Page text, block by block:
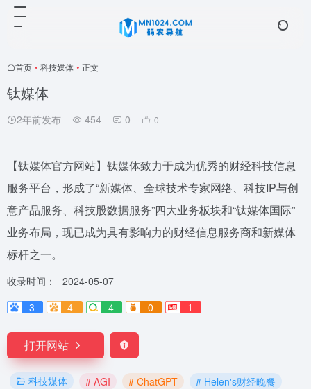
首页 • 科技媒体 • 正文
钛媒体
2年前发布 454 0 0
【钛媒体官方网站】钛媒体致力于成为优秀的财经科技信息
服务平台，形成了“新媒体、全球技术专家网络、科技IP与创
意产品服务、科技股数据服务”四大业务板块和“钛媒体国际”
业务布局，现已成为具有影响力的财经信息服务商和新媒体
标杆之一。
收录时间：
2024-05-07
3
4- 4 0 1
打开网站
科技媒体 # AGI # ChatGPT
# Helen's财经晚餐